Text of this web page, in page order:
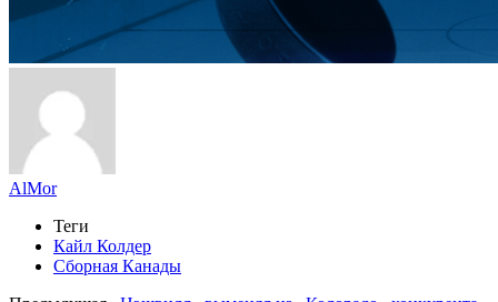
AlMor
Теги
Кайл Колдер
Сборная Канады